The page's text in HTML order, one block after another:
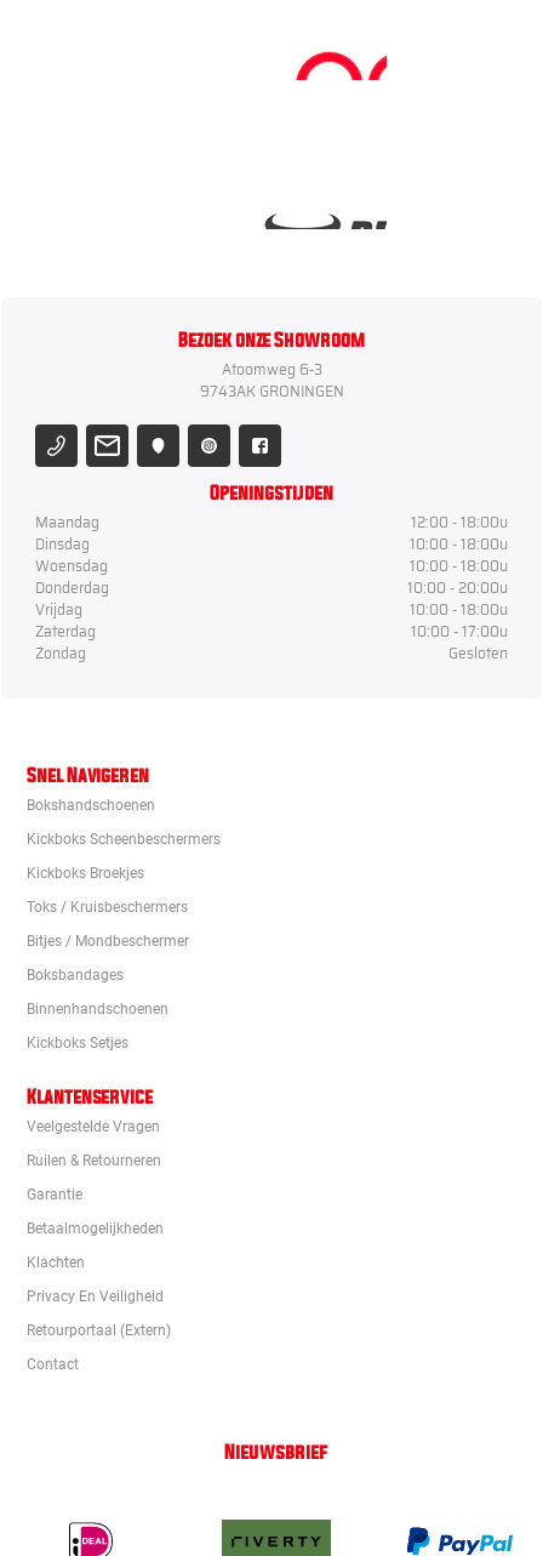
Bezoek onze Showroom
Atoomweg 6-3
9743AK GRONINGEN
Openingstijden
Maandag
12:00 - 18:00u
Dinsdag
10:00 - 18:00u
Woensdag
10:00 - 18:00u
Donderdag
10:00 - 20:00u
Vrijdag
10:00 - 18:00u
Zaterdag
10:00 - 17:00u
Zondag
Gesloten
Snel Navigeren
Bokshandschoenen
Kickboks Scheenbeschermers
Kickboks Broekjes
Toks / Kruisbeschermers
Bitjes / Mondbeschermer
Boksbandages
Binnenhandschoenen
Kickboks Setjes
Klantenservice
Veelgestelde Vragen
Ruilen & Retourneren
Garantie
Betaalmogelijkheden
Klachten
Privacy En Veiligheid
Retourportaal (extern)
Contact
Nieuwsbrief